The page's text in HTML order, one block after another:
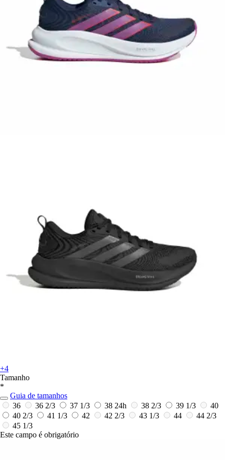
+4
Tamanho
*
Guia de tamanhos
36
36 2/3 37 1/3 38 24h 38 2/3 39 1/3
40
40 2/3
41 1/3 42 42 2/3 43 1/3 44
44 2/3
45 1/3
Este campo é obrigatório